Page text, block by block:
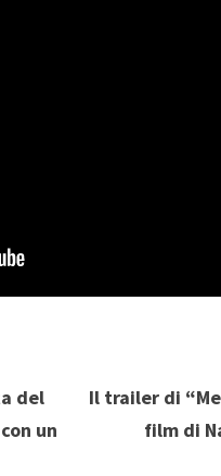
del
un
Il trailer di
film di